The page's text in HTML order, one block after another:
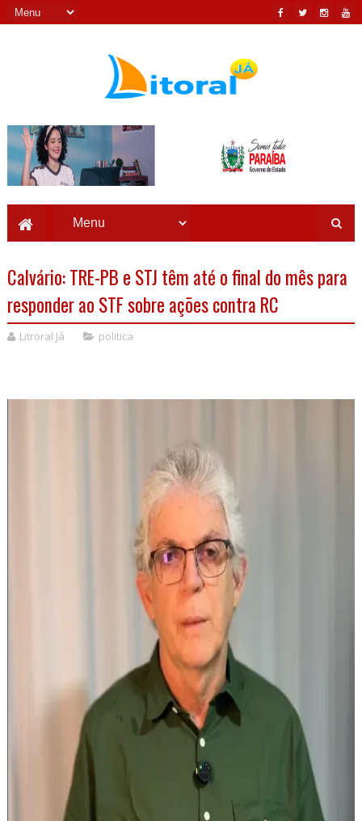
Calvário: TRE-PB e STJ têm até o final do mês para
responder ao STF sobre ações contra RC
Litroral Já politica